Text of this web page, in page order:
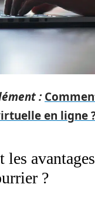
:
en ligne
les
?